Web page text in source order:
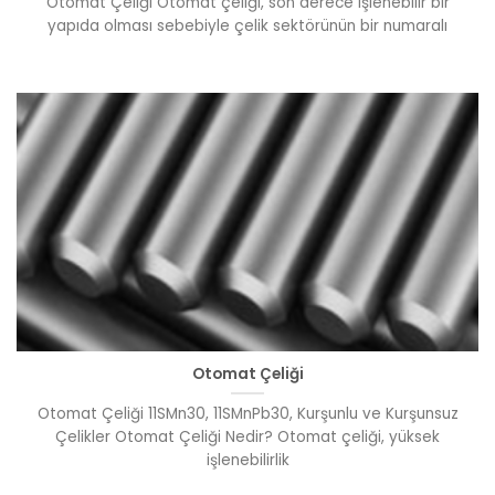
yapıda olması sebebiyle çelik sektörünün bir numaralı
Otomat Çeliği
Otomat Çeliği 11SMn30, 11SMnPb30, Kurşunlu ve Kurşunsuz
Çelikler Otomat Çeliği Nedir? Otomat çeliği, yüksek
işlenebilirlik